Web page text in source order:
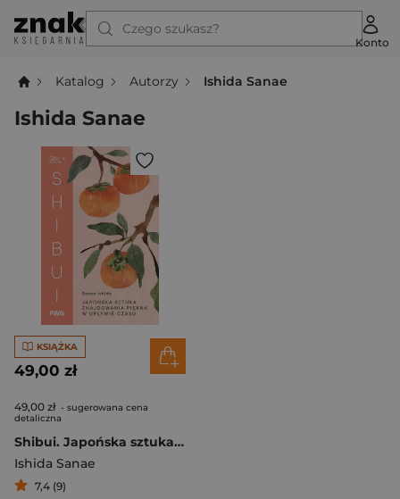
Czego szukasz?
Konto
Katalog Autorzy Ishida Sanae
Ishida Sanae
KSIĄŻKA
49,00 zł
49,00 zł - sugerowana cena
detaliczna
Shibui. Japońska sztuka znajdowania piękna w upływie czasu
Ishida Sanae
7,4 (9)